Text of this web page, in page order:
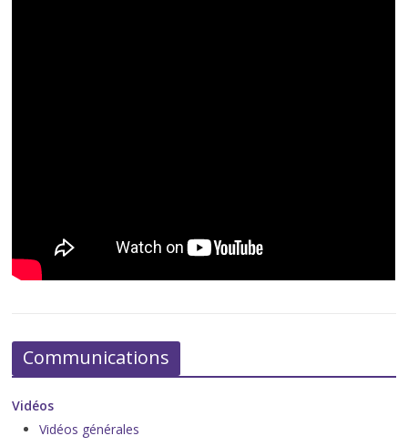
Communications
Vidéos
Vidéos générales